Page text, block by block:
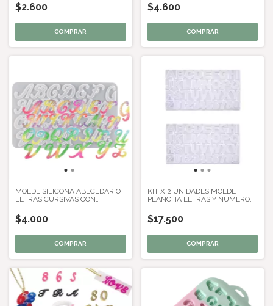
$2.600 $4.600
MOLDE SILICONA ABECEDARIO
LETRAS CURSIVAS CON
$4.000
KIT X 2 UNIDADES MOLDE
PLANCHA LETRAS Y NUMEROS
$17.500